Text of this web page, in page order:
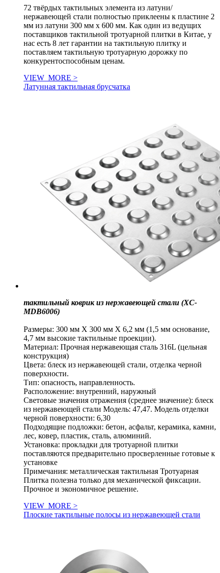
72 твёрдых тактильных элемента из латуни/
нержавеющей стали полностью приклеены к пластине 2
мм из латуни 300 мм x 600 мм. Как один из ведущих
поставщиков тактильной тротуарной плитки в Китае, у
нас есть 8 лет гарантии на тактильную плитку и
поставляем тактильную тротуарную дорожку по
конкурентоспособным ценам.
VIEW_MORE >
Латунная тактильная брусчатка
тактильный коврик из нержавеющей стали (XC-
MDB6006)
Размеры: 300 мм X 300 мм X 6,2 мм (1,5 мм основание,
4,7 мм высокие тактильные проекции).
Материал: Прочная нержавеющая сталь 316L (цельная
конструкция)
Цвета: блеск из нержавеющей стали, отделка черной
поверхности.
Тип: опасность, направленность.
Расположение: внутренний, наружный
Световые значения отражения (среднее значение): блеск
из нержавеющей стали Модель: 47,47. Модель отделки
черной поверхности: 6,30
Подходящие подложки: бетон, асфальт, керамика, камни,
лес, ковер, пластик, сталь, алюминий.
Установка: прокладки для тротуарной плитки
поставляются предварительно просверленные готовые к
установке
Примечания: металлическая тактильная Тротуарная
Плитка полезна только для механической фиксации.
Прочное и экономичное решение.
VIEW_MORE >
Плоские тактильные полосы из нержавеющей стали